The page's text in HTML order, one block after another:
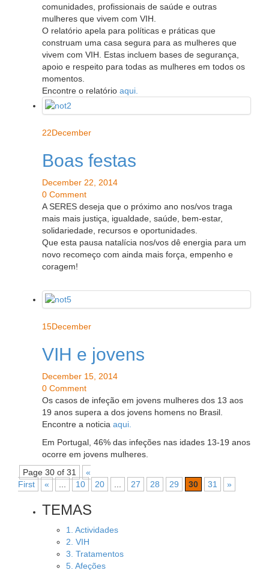
comunidades, profissionais de saúde e outras
mulheres que vivem com VIH.
O relatório apela para políticas e práticas que
construam uma casa segura para as mulheres que
vivem com VIH. Estas incluem bases de segurança,
apoio e respeito para todas as mulheres em todos os
momentos.
Encontre o relatório aqui.
22December
Boas festas
December 22, 2014
0 Comment
A SERES deseja que o próximo ano nos/vos traga
mais mais justiça, igualdade, saúde, bem-estar,
solidariedade, recursos e oportunidades.
Que esta pausa natalícia nos/vos dê energia para um
novo recomeço com ainda mais força, empenho e
coragem!
15December
VIH e jovens
December 15, 2014
0 Comment
Os casos de infeção em jovens mulheres dos 13 aos
19 anos supera a dos jovens homens no Brasil.
Encontre a noticia aqui.
Em Portugal, 46% das infeções nas idades 13-19 anos
ocorre em jovens mulheres.
Page 30 of 31
«
First
« 10 20 27 28 29 30 31 »
TEMAS
1. Actividades
2. VIH
3. Tratamentos
5. Afeções